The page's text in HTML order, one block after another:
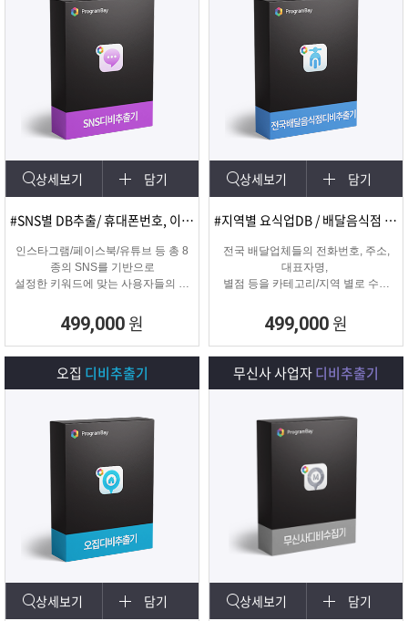
상세보기 담기
#SNS별 DB추출/ 휴대폰번호, 이메일추출
인스타그램/페이스북/유튜브 등 총 8
종의 SNS를 기반으로
설정한 키워드에 맞는 사용자들의 휴
추출하여 영업 및 마케팅에 활용 할
수 있는 프로그램입니다.
499,000 원
상세보기 담기
#지역별 요식업DB / 배달음식점 전화번호
전국 배달업체들의 전화번호, 주소,
대표자명,
별점 등을 카테고리/지역 별로 수집
타겟 마케팅용 DB를 수집해주는 프
로그램입니다.
499,000 원
오집 디비추출기
상세보기 담기
무신사 사업자디비추출기
상세보기 담기